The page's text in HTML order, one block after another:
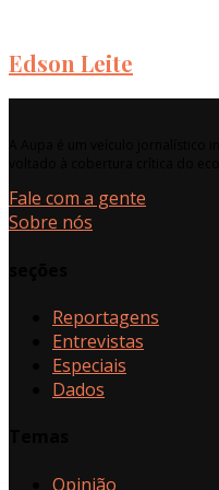
Edson Leite
Fale com a gente
Sobre nós
Reportagens
Entrevistas
Especiais
Dados
Opinião